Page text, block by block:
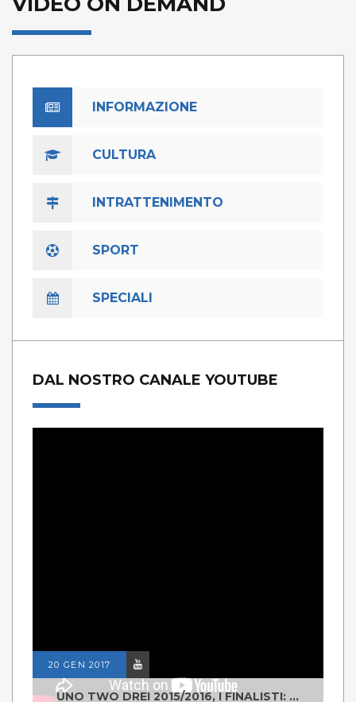
INFORMAZIONE
CULTURA
INTRATTENIMENTO
SPORT
SPECIALI
DAL NOSTRO CANALE YOUTUBE
20 GEN 2017
UNO TWO DREI 2015/2016, I FINALISTI: CLASSE IV ALS ISTITUTO "DEGASPERI" BORGO VALSUGANA